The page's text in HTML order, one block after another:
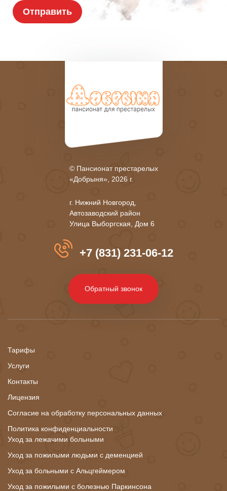
© Пансионат престарелых
«Добрыня», 2026 г.
г. Нижний Новгород,
Автозаводский район
Улица Выборгская, Дом 6
+7 (831) 231-06-12
Обратный звонок
Тарифы
Услуги
Контакты
Лицензия
Согласие на обработку персональных данных
Политика конфиденциальности
Уход за лежачими больными
Уход за пожилыми людьми с деменцией
Уход за больными с Альцгеймером
Уход за пожилыми с болезнью Паркинсона